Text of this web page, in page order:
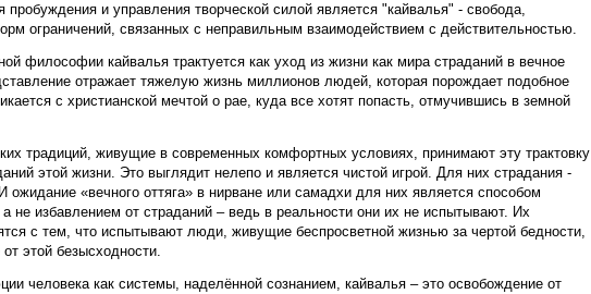
и управления творческой силой является "кайвалья" - свобода,
ограничений, связанных с неправильным взаимодействием с действительностью.
философии кайвалья трактуется как уход из жизни как мира страданий в вечное
отражает тяжелую жизнь миллионов людей, которая порождает подобное
с христианской мечтой о рае, куда все хотят попасть, отмучившись в земной
традиций, живущие в современных комфортных условиях, принимают эту трактовку
этой жизни. Это выглядит нелепо и является чистой игрой. Для них страдания -
ожидание «вечного оттяга» в нирване или самадхи для них является способом
не избавлением от страданий – ведь в реальности они их не испытывают. Их
с тем, что испытывают люди, живущие беспросветной жизнью за чертой бедности,
этой безысходности.
человека как системы, наделённой сознанием, кайвалья – это освобождение от